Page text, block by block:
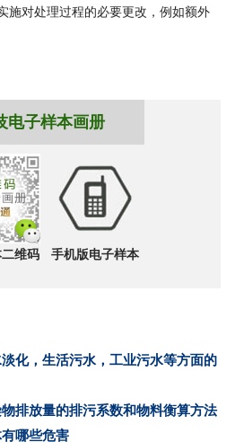
施对处理过程的必要更改，例如额外
电子样本画册
维码 手机版电子样本
化，生活污水，工业污水等方面的
排放量的排污系数和物料衡算方法
哪些危害